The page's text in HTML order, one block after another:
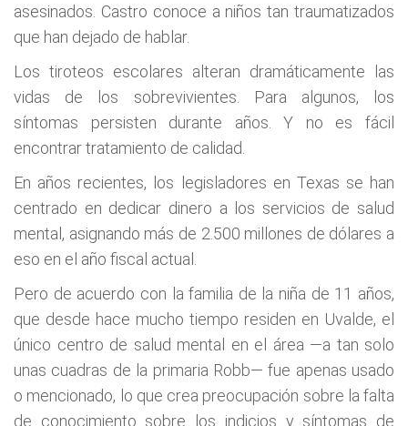
asesinados. Castro conoce a niños tan traumatizados
que han dejado de hablar.
Los tiroteos escolares alteran dramáticamente las
vidas de los sobrevivientes. Para algunos, los
síntomas persisten durante años. Y no es fácil
encontrar tratamiento de calidad.
En años recientes, los legisladores en Texas se han
centrado en dedicar dinero a los servicios de salud
mental, asignando más de 2.500 millones de dólares a
eso en el año fiscal actual.
Pero de acuerdo con la familia de la niña de 11 años,
que desde hace mucho tiempo residen en Uvalde, el
único centro de salud mental en el área —a tan solo
unas cuadras de la primaria Robb— fue apenas usado
o mencionado, lo que crea preocupación sobre la falta
de conocimiento sobre los indicios y síntomas de